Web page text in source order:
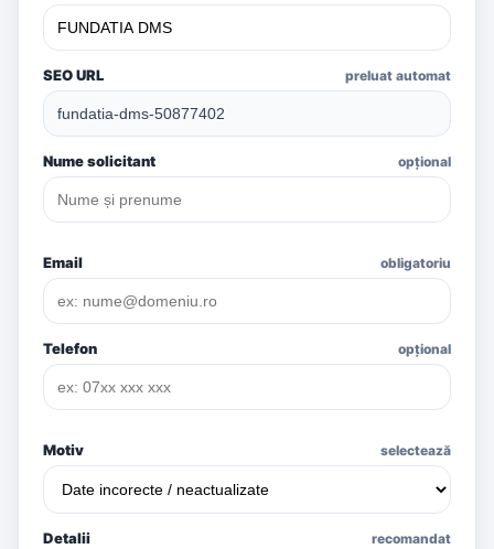
SEO URL preluat automat
Nume solicitant opțional
Email obligatoriu
Telefon opțional
Motiv selectează
Detalii recomandat